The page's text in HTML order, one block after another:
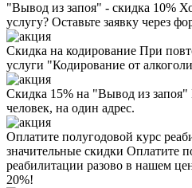
"Вывод из запоя" - скидка 10%
услугу? Оставьте заявку через
Скидка на кодирование При
услуги "Кодирование от
Скидка 15% на "Вывод из запоя"
человек, на один адрес.
Оплатите полугодовой курс
значительные скидки Оплатите
реабилитации разово в нашем
20%!